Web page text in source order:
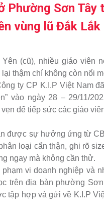
Phường Sơn Tây
vùng lũ Đắk Lắk
(cũ), nhiều giáo viên
thậm chí không còn nổi
ty CP K.I.P Việt Nam
vào ngày 28 – 29/11/
để tiếp sức các giáo
được sự hưởng ứng từ
loại cẩn thận, ghi rõ
ngay mà không cần thử.
vi doanh nghiệp và
trên địa bàn phường
tập hợp và gửi về K.I.P